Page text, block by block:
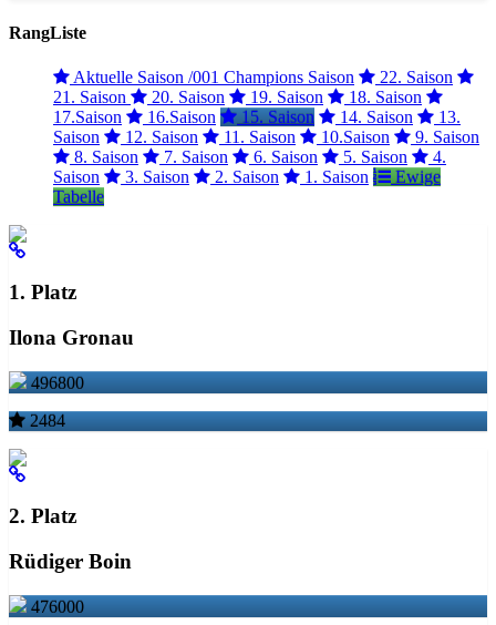
RangListe
Aktuelle Saison /001 Champions Saison
22. Saison
21. Saison
20. Saison 19. Saison
18. Saison
17.Saison
16.Saison 15. Saison 14. Saison
13.
Saison
12. Saison 11. Saison 10.Saison
9. Saison
8. Saison
7. Saison 6. Saison 5. Saison
4.
Saison
3. Saison 2. Saison 1. Saison
Ewige
Tabelle
1. Platz
Ilona Gronau
496800
2484
2. Platz
Rüdiger Boin
476000